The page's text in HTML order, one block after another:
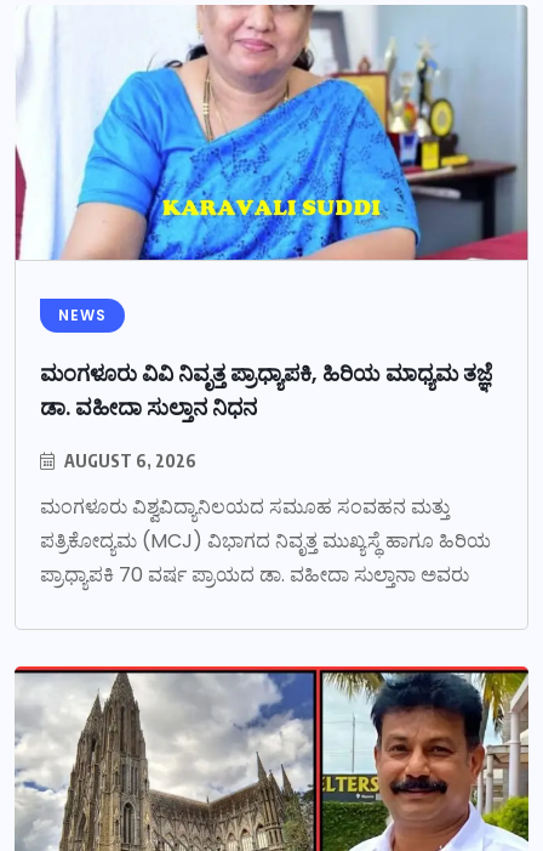
NEWS
ಮಂಗಳೂರು ವಿವಿ ನಿವೃತ್ತ ಪ್ರಾಧ್ಯಾಪಕಿ, ಹಿರಿಯ ಮಾಧ್ಯಮ ತಜ್ಞೆ
ಡಾ. ವಹೀದಾ ಸುಲ್ತಾನ ನಿಧನ
AUGUST 6, 2026
ಮಂಗಳೂರು ವಿಶ್ವವಿದ್ಯಾನಿಲಯದ ಸಮೂಹ ಸಂವಹನ ಮತ್ತು
ಪತ್ರಿಕೋದ್ಯಮ (MCJ) ವಿಭಾಗದ ನಿವೃತ್ತ ಮುಖ್ಯಸ್ಥೆ ಹಾಗೂ ಹಿರಿಯ
ಪ್ರಾಧ್ಯಾಪಕಿ 70 ವರ್ಷ ಪ್ರಾಯದ ಡಾ. ವಹೀದಾ ಸುಲ್ತಾನಾ ಅವರು